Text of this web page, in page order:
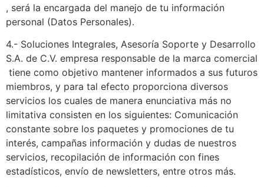
, será la encargada del manejo de tu información
personal (Datos Personales).
4.- Soluciones Integrales, Asesoría Soporte y Desarrollo
S.A. de C.V. empresa responsable de la marca comercial
tiene como objetivo mantener informados a sus futuros
miembros, y para tal efecto proporciona diversos
servicios los cuales de manera enunciativa más no
limitativa consisten en los siguientes: Comunicación
constante sobre los paquetes y promociones de tu
interés, campañas información y dudas de nuestros
servicios, recopilación de información con fines
estadísticos, envío de newsletters, entre otros más.